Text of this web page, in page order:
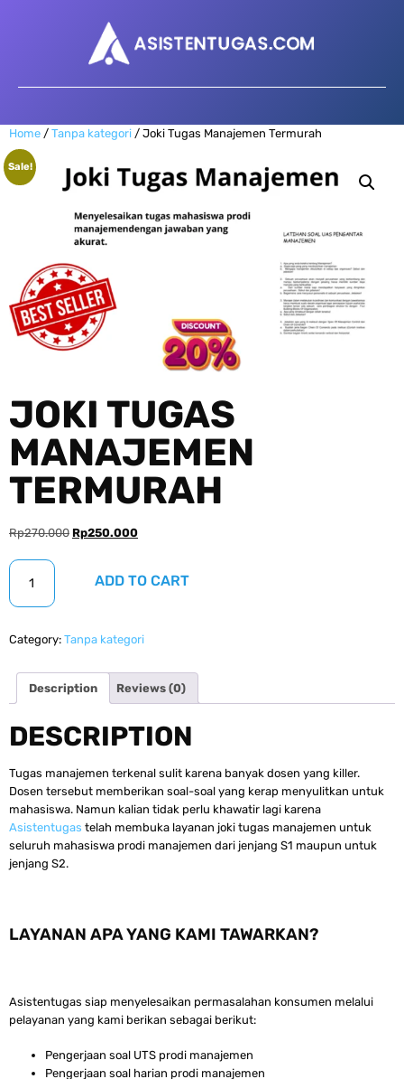
Home / Tanpa kategori / Joki Tugas Manajemen Termurah
Sale!
JOKI TUGAS
MANAJEMEN
TERMURAH
Rp270.000 Rp250.000
ADD TO CART
Category: Tanpa kategori
Description Reviews (0)
DESCRIPTION
Tugas manajemen terkenal sulit karena banyak dosen yang killer.
Dosen tersebut memberikan soal-soal yang kerap menyulitkan untuk
mahasiswa. Namun kalian tidak perlu khawatir lagi karena
Asistentugas telah membuka layanan joki tugas manajemen untuk
seluruh mahasiswa prodi manajemen dari jenjang S1 maupun untuk
jenjang S2.
LAYANAN APA YANG KAMI TAWARKAN?
Asistentugas siap menyelesaikan permasalahan konsumen melalui
pelayanan yang kami berikan sebagai berikut:
Pengerjaan soal UTS prodi manajemen
Pengerjaan soal harian prodi manajemen